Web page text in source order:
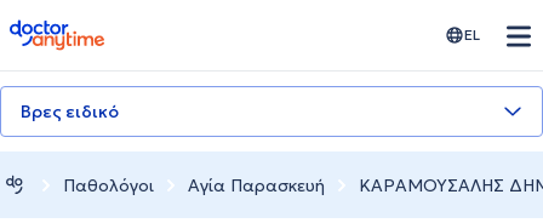
doctoranytime EL
Βρες ειδικό
Παθολόγοι Αγία Παρασκευή ΚΑΡΑΜΟΥΣΑΛΗΣ